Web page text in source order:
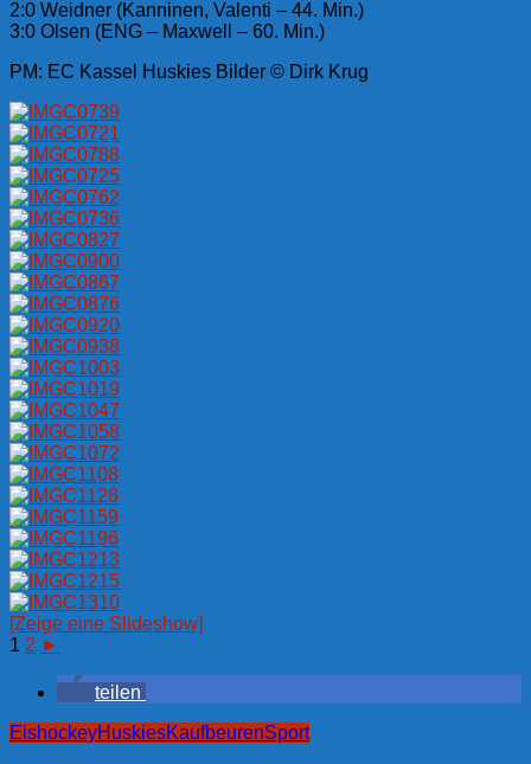
2:0 Weidner (Kanninen, Valenti – 44. Min.)
3:0 Olsen (ENG – Maxwell – 60. Min.)
PM: EC Kassel Huskies Bilder © Dirk Krug
[Zeige eine Slideshow]
1 2 ►
teilen
EishockeyHuskiesKaufbeurenSport